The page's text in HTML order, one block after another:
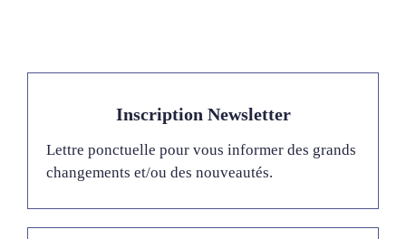
Inscription Newsletter
Lettre ponctuelle pour vous informer des grands
changements et/ou des nouveautés.